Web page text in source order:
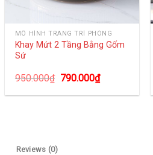
MÔ HÌNH TRANG TRÍ PHÒNG
Khay Mứt 2 Tầng Bằng Gốm
Sứ
950.000₫ 790.000₫
Reviews (0)